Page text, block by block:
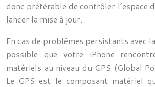
donc préférable de contrôler l’espace
lancer la mise à jour.
En cas de problèmes persistants avec
possible que votre iPhone
matériels au niveau du GPS (Global
Le GPS est le composant matériel